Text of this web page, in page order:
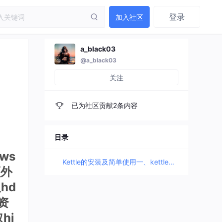
加入社区 登录
hi
a_black03
@a_black03
关注
已为社区贡献2条内容
目录
Kettle的安装及简单使用一、kettle概述二、kettle安装部署和使用Windows下安装案例1：MySQL to MySQL案例2：使用作业执行上述转换，并且额外在表stu2中添加一条数据案例3：将hive表的数据输出到hdfs案例4：读取hdfs文件并将sal大于1000的数据保存到hbase中三、创建资源库1、数据库资源库2、文件资源库四、 Linux下安装使用1、单机2、 集群模式案例：读取hive中的emp表，根据id进行排序，并将结果输出到hdfs上五、调优